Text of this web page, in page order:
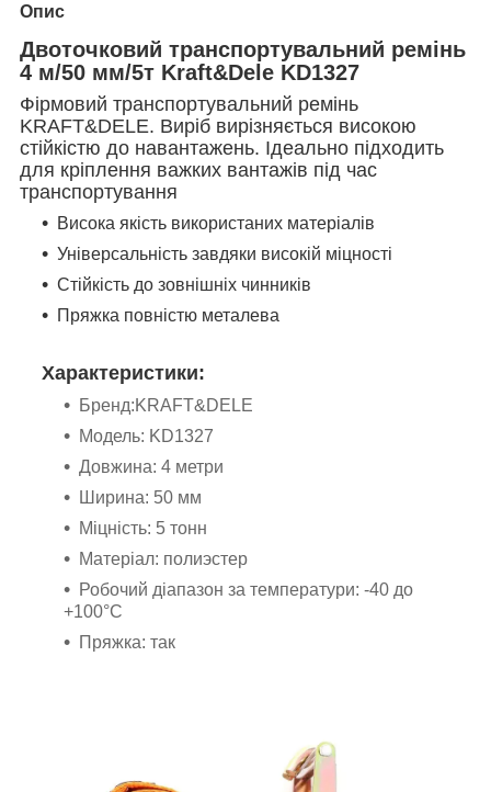
Опис
Двоточковий транспортувальний ремінь
4 м/50 мм/5т Kraft&Dele KD1327
Фірмовий транспортувальний ремінь
KRAFT&DELE. Виріб вирізняється високою
стійкістю до навантажень. Ідеально підходить
для кріплення важких вантажів під час
транспортування
Висока якість використаних матеріалів
Універсальність завдяки високій міцності
Стійкість до зовнішніх чинників
Пряжка повністю металева
Характеристики:
Бренд:KRAFT&DELE
Модель: KD1327
Довжина: 4 метри
Ширина: 50 мм
Міцність: 5 тонн
Матеріал: полиэстер
Робочий діапазон за температури: -40 до
+100°C
Пряжка: так